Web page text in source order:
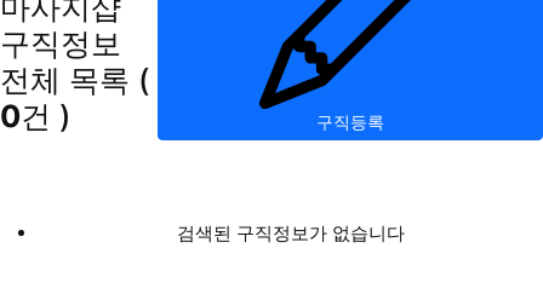
마사지샵
구직정보
전체 목록 (
0건 ) 구직등록
검색된 구직정보가 없습니다